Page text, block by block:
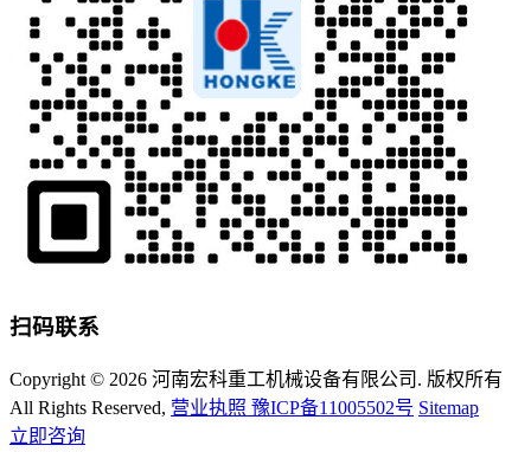
扫码联系
Copyright © 2026 河南宏科重工机械设备有限公司. 版权所有
All Rights Reserved, 营业执照 豫ICP备11005502号 Sitemap
立即咨询